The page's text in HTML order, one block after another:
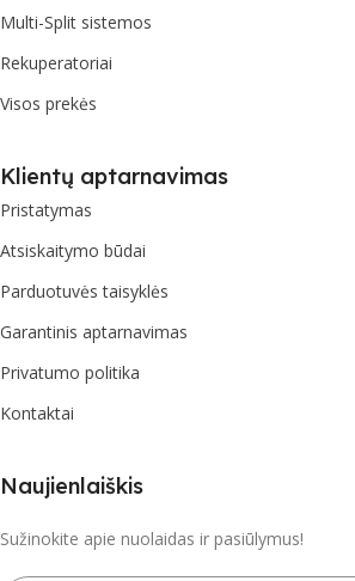
Multi-Split sistemos
Rekuperatoriai
Visos prekės
Klientų aptarnavimas
Pristatymas
Atsiskaitymo būdai
Parduotuvės taisyklės
Garantinis aptarnavimas
Privatumo politika
Kontaktai
Naujienlaiškis
Sužinokite apie nuolaidas ir pasiūlymus!